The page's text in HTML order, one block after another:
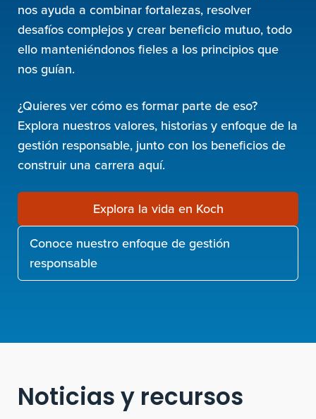
nos ayuda a combinar fortalezas, resolver
desafíos complejos y crear beneficio mutuo, todo
ello manteniéndonos fieles a los principios que
nos guían.
¿Quieres ver cómo es formar parte de eso?
Explora nuestros valores, historias y enfoque de la
gestión responsable, junto con los beneficios de
construir una carrera aquí.
Explora la vida en Koch
Conoce nuestro enfoque de gestión
responsable
Noticias y recursos